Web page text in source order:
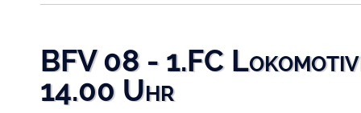
BFV 08 - 1.FC
14.00 Uhr